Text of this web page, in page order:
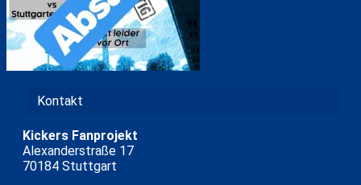
Kontakt
Kickers Fanprojekt
Alexanderstraße 17
70184 Stuttgart